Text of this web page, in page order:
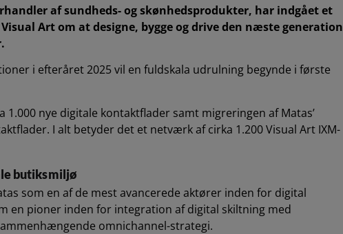
af sundheds- og skønhedsprodukter, har indgået et
Art om at designe, bygge og drive den næste generation
i efteråret 2025 vil en fuldskala udrulning begynde i første
1.000 nye digitale kontaktflader samt migreringen af Matas’
I alt betyder det et netværk af cirka 1.200 Visual Art IXM-
butiksmiljø
som en af de mest avancerede aktører inden for digital
en pioner inden for integration af digital skiltning med
omnichannel-strategi.